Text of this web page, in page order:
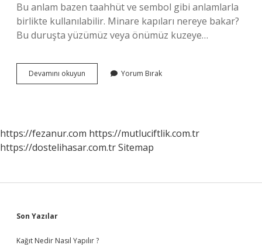
Bu anlam bazen taahhüt ve sembol gibi anlamlarla
birlikte kullanılabilir. Minare kapıları nereye bakar?
Bu duruşta yüzümüz veya önümüz kuzeye…
Devamını okuyun
Kapısı
Yorum Bırak
https://fezanur.com https://mutluciftlik.com.tr
https://dostelihasar.com.trSitemap
Sidebar
Son Yazılar
Kağıt Nedir Nasıl Yapılır ?